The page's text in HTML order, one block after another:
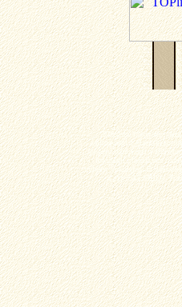
Plzeňské tramvaje -
zajímavosti z plzeňského
popisy typů vozů a
fotografií plzeňských
výluky, vykolejení či
z plzeňské MHD).